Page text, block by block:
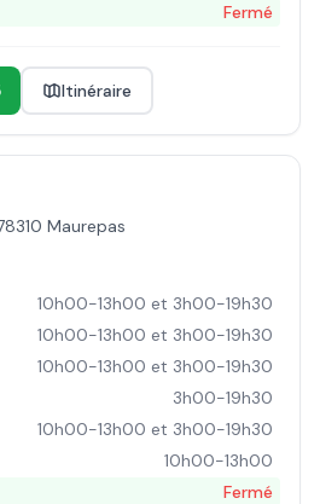
Fermé
Itinéraire
Maurepas
10h00-13h00 et 3h00-19h30
10h00-13h00 et 3h00-19h30
10h00-13h00 et 3h00-19h30
3h00-19h30
10h00-13h00 et 3h00-19h30
10h00-13h00
Fermé